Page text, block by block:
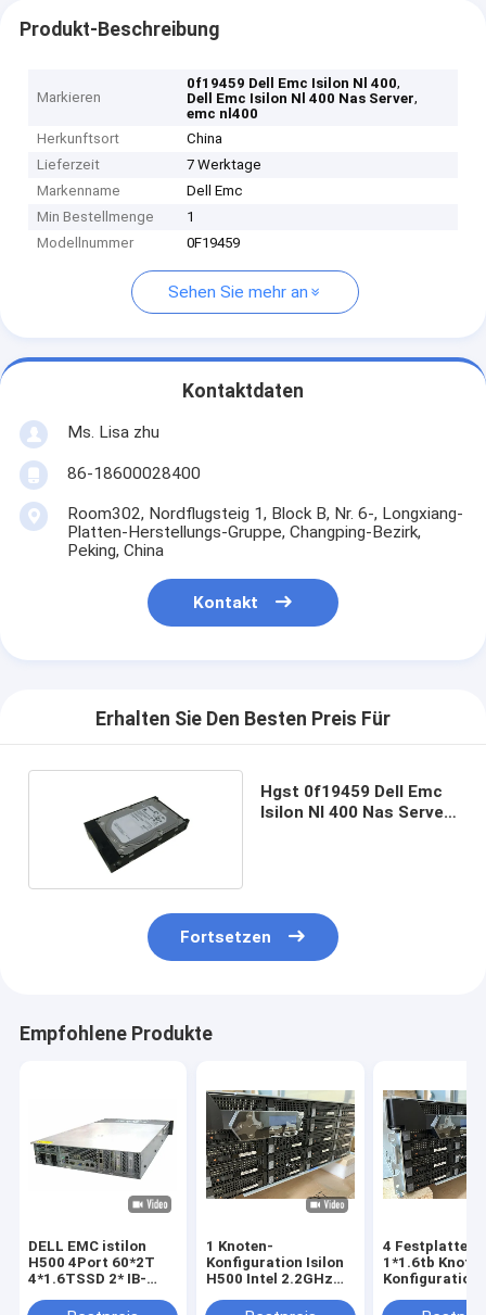
Produkt-Beschreibung
Markieren
0f19459 Dell Emc Isilon Nl 400,
Dell Emc Isilon Nl 400 Nas Server,
emc nl400
Herkunftsort
China
Lieferzeit
7 Werktage
Markenname
Dell Emc
Min Bestellmenge
1
Modellnummer
0F19459
Sehen Sie mehr an
Kontaktdaten
Ms. Lisa zhu
86-18600028400
Room302, Nordflugsteig 1, Block B, Nr. 6-, Longxiang-
Platten-Herstellungs-Gruppe, Changping-Bezirk,
Peking, China
Kontakt
Erhalten Sie Den Besten Preis Für
Hgst 0f19459 Dell Emc
Isilon Nl 400 Nas Server
Fortsetzen
Empfohlene Produkte
DELL EMC istilon
H500 4Port 60*2T
4*1.6TSSD 2* IB-
1 Knoten-
Konfiguration Isilon
H500 Intel 2.2GHz
128G
4 Festplatten
1*1.6tb
15*2TB SATA